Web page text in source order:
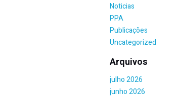
Noticias
PPA
Publicações
Uncategorized
Arquivos
julho 2026
junho 2026